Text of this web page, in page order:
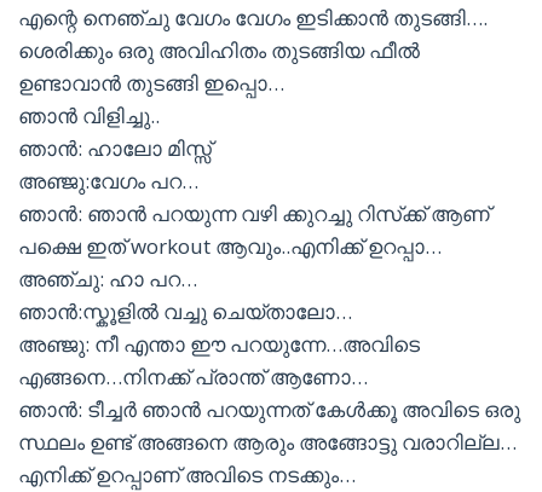
എന്റെ നെഞ്ചു വേഗം വേഗം ഇടിക്കാൻ തുടങ്ങി….
ശെരിക്കും ഒരു അവിഹിതം തുടങ്ങിയ ഫീൽ
ഉണ്ടാവാൻ തുടങ്ങി ഇപ്പൊ…
ഞാൻ വിളിച്ചു..
ഞാൻ: ഹാലോ മിസ്സ്
അഞ്ജു:വേഗം പറ…
ഞാൻ: ഞാൻ പറയുന്ന വഴി ക്കുറച്ചു റിസ്‌ക്ക് ആണ്
പക്ഷെ ഇത് workout ആവും..എനിക്ക് ഉറപ്പാ…
അഞ്ചു: ഹാ പറ…
ഞാൻ:സ്കൂളിൽ വച്ചു ചെയ്താലോ…
അഞ്ജു: നീ എന്താ ഈ പറയുന്നേ…അവിടെ
എങ്ങനെ…നിനക്ക് പ്രാന്ത് ആണോ…
ഞാൻ: ടീച്ചർ ഞാൻ പറയുന്നത് കേൾക്കൂ അവിടെ ഒരു
സ്ഥലം ഉണ്ട് അങ്ങനെ ആരും അങ്ങോട്ടു വരാറില്ല…
എനിക്ക് ഉറപ്പാണ് അവിടെ നടക്കും…